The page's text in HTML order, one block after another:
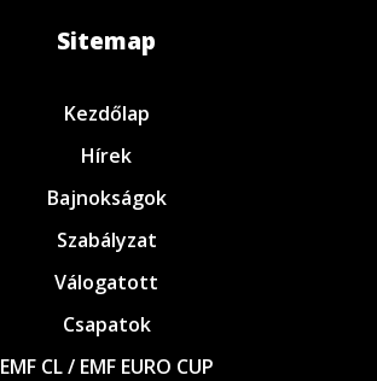
Sitemap
Kezdőlap
Hírek
Bajnokságok
Szabályzat
Válogatott
Csapatok
EMF CL / EMF EURO CUP